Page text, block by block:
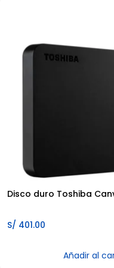
Disco duro Toshiba
S/ 401.00
Añadir al